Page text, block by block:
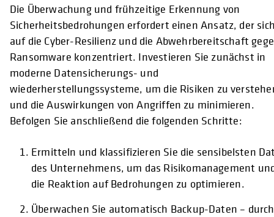
Die Überwachung und frühzeitige Erkennung von
Sicherheitsbedrohungen erfordert einen Ansatz, der
auf die Cyber-Resilienz und die Abwehrbereitschaft
Ransomware konzentriert. Investieren Sie zunächst in
moderne Datensicherungs- und
wiederherstellungssysteme, um die Risiken zu
und die Auswirkungen von Angriffen zu minimieren.
Befolgen Sie anschließend die folgenden Schritte:
Ermitteln und klassifizieren Sie die sensibelsten
des Unternehmens, um das Risikomanagement
die Reaktion auf Bedrohungen zu optimieren.
Überwachen Sie automatisch Backup-Daten – durch